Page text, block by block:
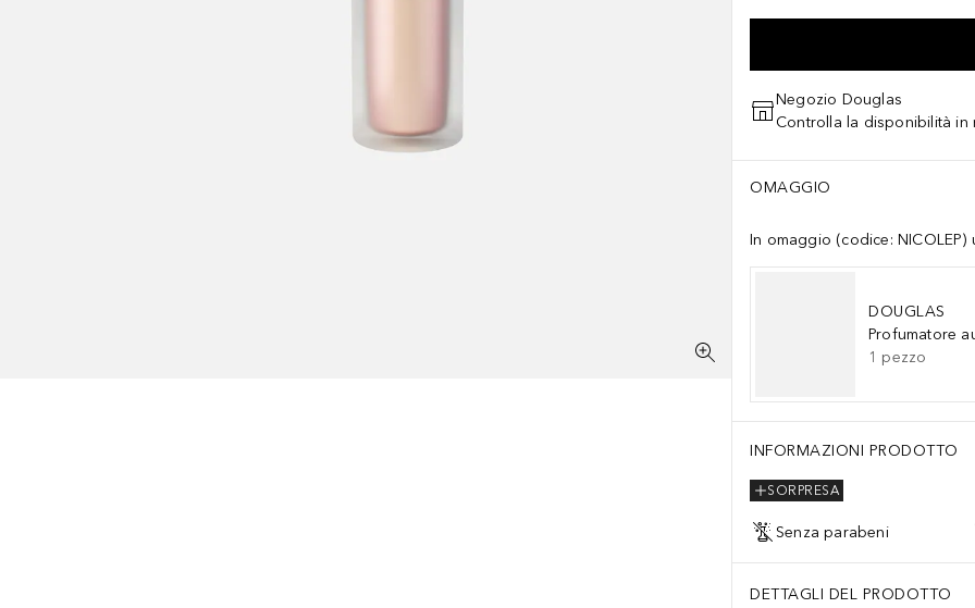
Negozio Douglas
Controlla la disponibilità in
OMAGGIO
In omaggio (codice:
DOUGLAS
Profumatore
1 pezzo
INFORMAZIONI PRODOTTO
SORPRESA
Senza parabeni
DETTAGLI DEL PRODOTTO